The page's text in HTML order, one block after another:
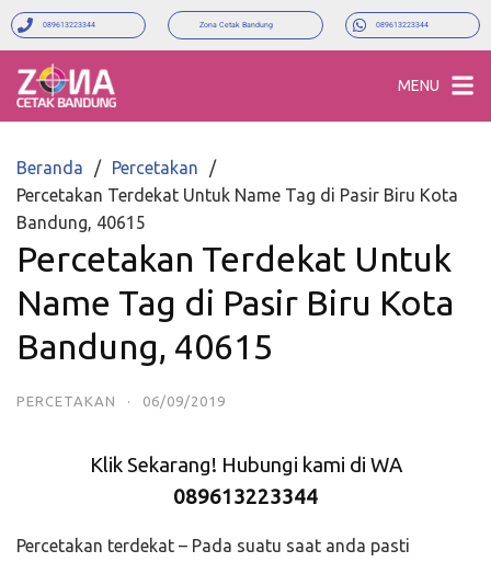
089613223344 Zona Cetak Bandung 089613223344
MENU
Beranda
Percetakan
Percetakan Terdekat Untuk Name Tag di Pasir Biru Kota
Bandung, 40615
Percetakan Terdekat Untuk
Name Tag di Pasir Biru Kota
Bandung, 40615
PERCETAKAN · 06/09/2019
Klik Sekarang! Hubungi kami di WA
089613223344
Percetakan terdekat – Pada suatu saat anda pasti